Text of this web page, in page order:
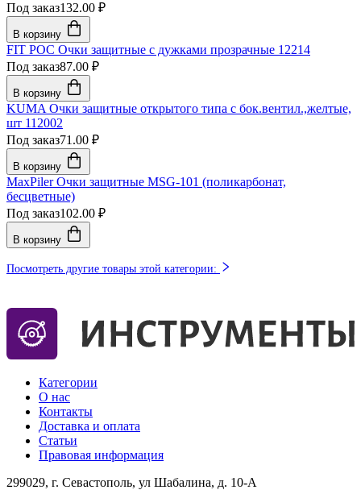
Под заказ132.00 ₽
В корзину
FIT РОС Очки защитные с дужками прозрачные 12214
Под заказ87.00 ₽
В корзину
KUMA Очки защитные открытого типа с бок.вентил.,желтые,
шт 112002
Под заказ71.00 ₽
В корзину
MaxPiler Очки защитные MSG-101 (поликарбонат,
бесцветные)
Под заказ102.00 ₽
В корзину
Посмотреть другие товары этой категории:
Категории
О нас
Контакты
Доставка и оплата
Статьи
Правовая информация
299029, г. Севастополь, ул Шабалина, д. 10-А